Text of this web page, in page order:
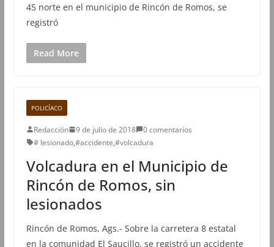
45 norte en el municipio de Rincón de Romos, se
registró
Read More
POLICÍACO
Redacción 9 de julio de 2018
0 comentarios
# lesionado,#accidente,#volcadura
Volcadura en el Municipio de
Rincón de Romos, sin
lesionados
Rincón de Romos, Ags.- Sobre la carretera 8 estatal
en la comunidad El Saucillo, se registró un accidente